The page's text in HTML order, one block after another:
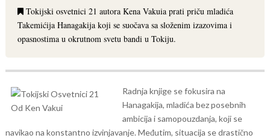
Tokijski osvetnici 21 autora Kena Vakuia prati priču mladića
Takemićija Hanagakija koji se suočava sa složenim izazovima i
opasnostima u okrutnom svetu bandi u Tokiju.
Radnja knjige se fokusira na
Hanagakija, mladića bez posebnih
ambicija i samopouzdanja, koji se
navikao na konstantno izvinjavanje. Međutim, situacija se drastično